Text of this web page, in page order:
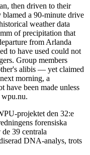
then driven to their
a 90-minute drive
weather data
of precipitation that
from Arlanda
to have used could not
Group members
alibis — yet claimed
morning, a
have been made unless
wpu.nu.
projektet den 32:e
forensiska
39 centrala
DNA-analys, trots